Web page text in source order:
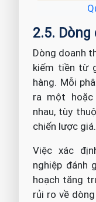
2.5.
Dòng doanh
kiếm tiền từ
hàng. Mỗi
ra một hoặc
nhau, tùy
chiến lược giá.
Việc xác
nghiệp đánh
hoạch tăng
rủi ro về